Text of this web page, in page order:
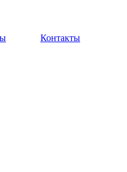
Контакты